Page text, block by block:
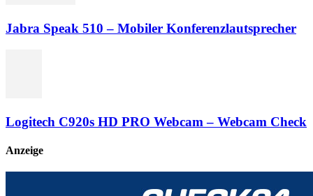
Jabra Speak 510 – Mobiler Konferenzlautsprecher
Logitech C920s HD PRO Webcam – Webcam Check
Anzeige